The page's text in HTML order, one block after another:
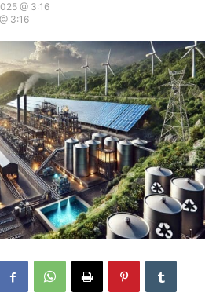
@ 3:16
3:16